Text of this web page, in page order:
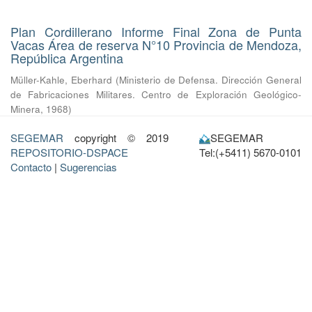
Plan Cordillerano Informe Final Zona de Punta
Vacas Área de reserva N°10 Provincia de Mendoza,
República Argentina
Müller-Kahle, Eberhard (Ministerio de Defensa. Dirección General
de Fabricaciones Militares. Centro de Exploración Geológico-
Minera, 1968)
SEGEMAR copyright © 2019
REPOSITORIO-DSPACE
Contacto | Sugerencias
SEGEMAR
Tel:(+5411) 5670-0101